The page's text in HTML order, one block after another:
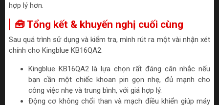
hợp lý hơn.
🧰 Tổng kết & khuyến nghị cuối cùng
Sau quá trình sử dụng và kiểm tra, mình rút ra một vài nhận xét
chính cho Kingblue KB16QA2:
Kingblue KB16QA2 là lựa chọn rất đáng cân nhắc nếu
bạn cần một chiếc khoan pin gọn nhẹ, đủ mạnh cho
công việc nhẹ và trung bình, với giá hợp lý.
Động cơ không chổi than và mạch điều khiển giúp máy